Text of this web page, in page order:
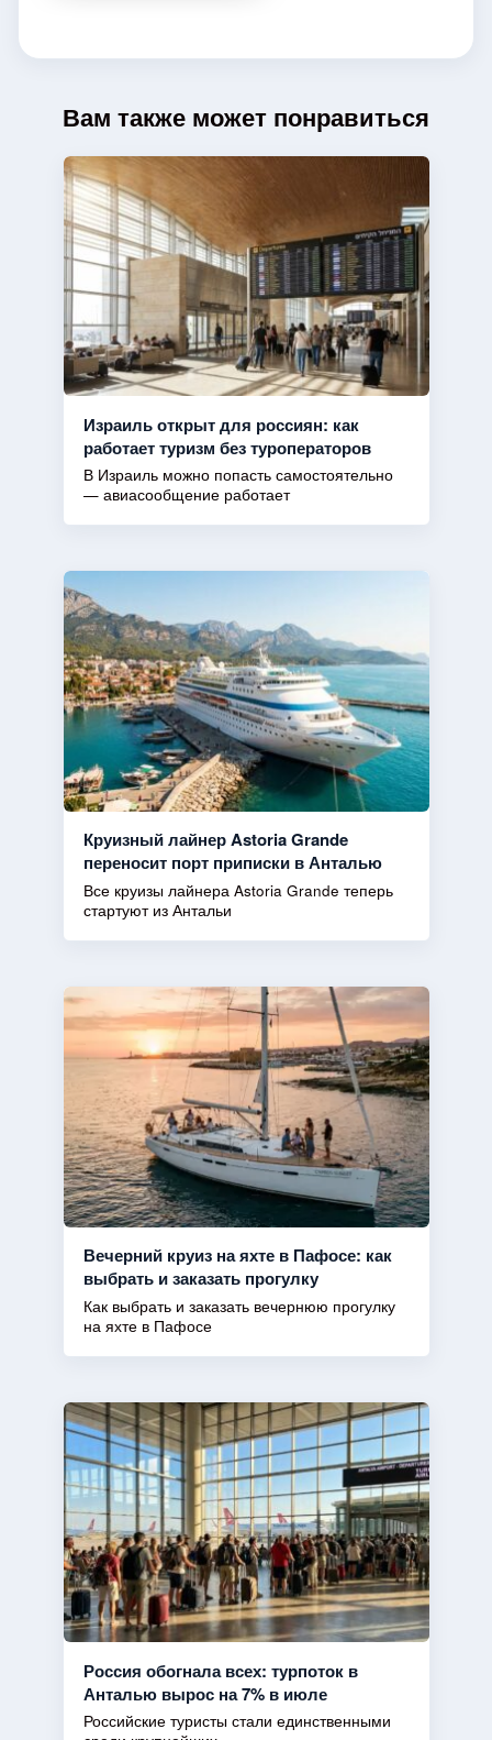
Вам также может понравиться
Израиль открыт для россиян: как
работает туризм без туроператоров
В Израиль можно попасть самостоятельно
— авиасообщение работает
Круизный лайнер Astoria Grande
переносит порт приписки в Анталью
Все круизы лайнера Astoria Grande теперь
стартуют из Антальи
Вечерний круиз на яхте в Пафосе: как
выбрать и заказать прогулку
Как выбрать и заказать вечернюю прогулку
на яхте в Пафосе
Россия обогнала всех: турпоток в
Анталью вырос на 7% в июле
Российские туристы стали единственными